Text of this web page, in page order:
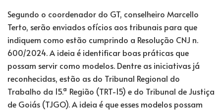
Segundo o coordenador do GT, conselheiro Marcello
Terto, serão enviados ofícios aos tribunais para que
indiquem como estão cumprindo a Resolução CNJ n.
600/2024. A ideia é identificar boas práticas que
possam servir como modelos. Dentre as iniciativas já
reconhecidas, estão as do Tribunal Regional do
Trabalho da 15.ª Região (TRT-15) e do Tribunal de Justiça
de Goiás (TJGO). A ideia é que esses modelos possam